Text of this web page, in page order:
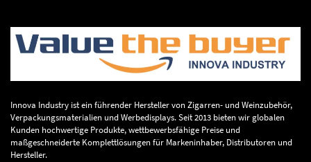
Innova Industry ist ein führender Hersteller von Zigarren- und Weinzubehör,
Verpackungsmaterialien und Werbedisplays. Seit 2013 bieten wir globalen
Kunden hochwertige Produkte, wettbewerbsfähige Preise und
maßgeschneiderte Komplettlösungen für Markeninhaber, Distributoren und
Hersteller.